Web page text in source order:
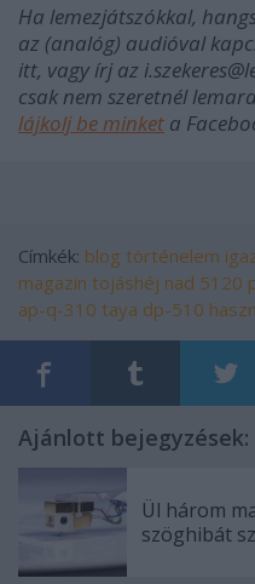
Ha lemezjátszókkal,
az (analóg) audióval
itt, vagy írj az
csak nem szeretnél
lájkolj be minket a
Címkék: blog történelem
magazin tojáshéj nad 5120
ap-q-310 taya dp-510
Ajánlott bejegyzések:
Ül három
szöghibát